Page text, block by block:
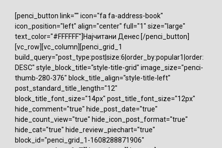
[penci_button link="" icon="fa fa-address-book"
icon_position="left" align="center" full="1" size="large"
text_color="#FFFFFF"]Најчитани Денес [/penci_button]
[vc_row][vc_column][penci_grid_1
build_query="post_type:post|size:6|order_by:popular1|order:
DESC" style_block_title="style-title-grid" image_size="penci-
thumb-280-376" block_title_align="style-title-left"
post_standard_title_length="12"
block_title_font_size="14px" post_title_font_size="12px"
hide_comment="true" hide_post_date="true"
hide_count_view="true" hide_icon_post_format="true"
hide_cat="true" hide_review_piechart="true"
block_id="penci_grid_1-1608288871906"